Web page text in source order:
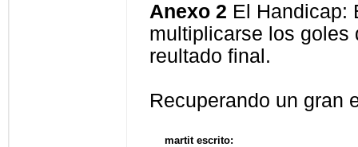
Anexo 2 El Handicap:
multiplicarse los goles
reultado final.
Recuperando un gran
martit escrito: